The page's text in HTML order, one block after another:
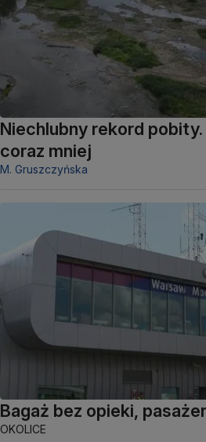
Niechlubny rekord
coraz mniej
M. Gruszczyńska
Bagaż bez opieki,
OKOLICE